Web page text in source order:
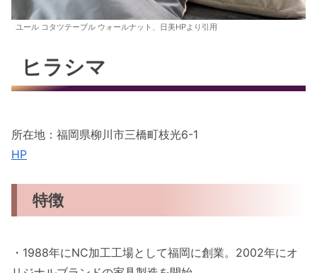
ユール コタツテーブル ウォールナット、日美HPより引用
ヒラシマ
所在地：福岡県柳川市三橋町枝光6-1
HP
特徴
・1988年にNC加工工場として福岡に創業。2002年にオ